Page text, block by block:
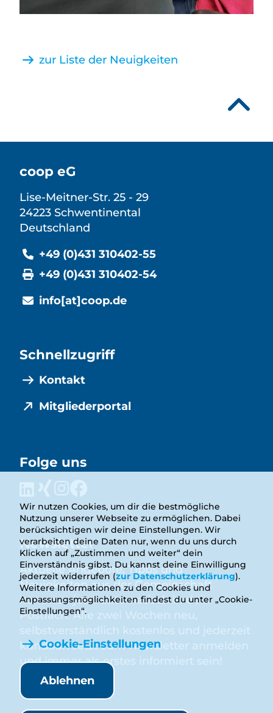
Wir nutzen Cookies, um dir die bestmögliche
Nutzung unserer Webseite zu ermöglichen. Dabei
berücksichtigen wir deine Einstellungen. Wir
verarbeiten deine Daten nur, wenn du uns durch
Klicken auf „Zustimmen und weiter“ dein
Einverständnis gibst. Du kannst deine Einwilligung
jederzeit widerrufen (zur Datenschutzerklärung).
Weitere Informationen zu den Cookies und
Anpassungsmöglichkeiten findest du unter „Cookie-
Einstellungen“.
Cookie-Einstellungen
Ablehnen
zur Liste der Neuigkeiten
coop eG
Lise-Meitner-Str. 25 - 29
24223 Schwentinental
Deutschland
+49 (0)431 310402-55
+49 (0)431 310402-54
info[at]coop.de
Schnellzugriff
Kontakt
Mitgliederportal
Folge uns
Newsletter
Aktuelle Angebote, Tipps und
Neuigkeiten aus der Gemeinschaft
kommen jetzt automatisch in dein
Postfach. Alle zwei Wochen neu,
selbstverständlich kostenlos und jederzeit
kündbar. Jetzt zum Newsletter anmelden
und immer als erstes informiert sein!
Anmelden